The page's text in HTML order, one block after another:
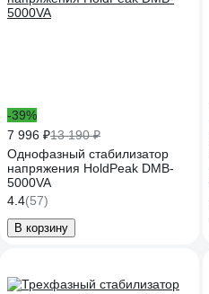
-39%
7 996 ₽13 190 ₽
Однофазный стабилизатор
напряжения HoldPeak DMB-
5000VA
4.4(57)
В корзину